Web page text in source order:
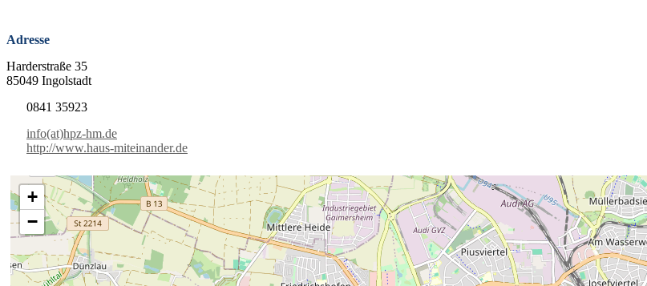
Adresse
Harderstraße 35
85049 Ingolstadt
0841 35923
info(at)hpz-hm.de
http://www.haus-miteinander.de
+
−